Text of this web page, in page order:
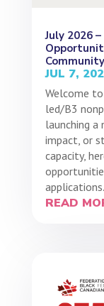
July 2026
JUL 7,
Welcome
led/B3
launching a
impact, or
capacity,
READ